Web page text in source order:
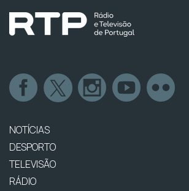
NOTÍCIAS
DESPORTO
TELEVISÃO
RÁDIO